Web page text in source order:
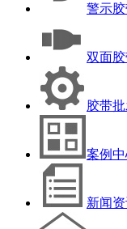
警示
双面
胶带
案例
新闻